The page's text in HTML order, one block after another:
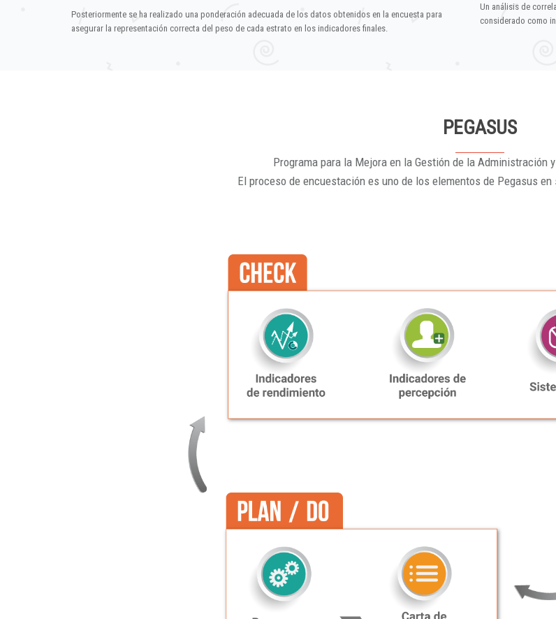
Posteriormente se ha realizado una ponderación adecuada de los datos obtenidos en la encuesta para
asegurar la representación correcta del peso de cada estrato en los indicadores finales.
Un análisis de
considerado como
PEGASUS
Programa para la Mejora en la Gestión de la Administración
El proceso de encuestación es uno de los elementos de Pegasus